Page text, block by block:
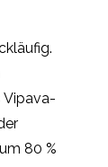
Vipava-
80 %